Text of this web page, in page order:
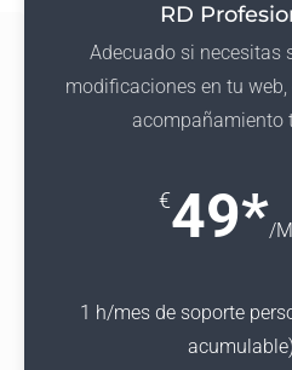
RD
Adecuado si necesitas
modificaciones en tu
acompañamiento
€49*/
1 h/mes de soporte
acumulable)